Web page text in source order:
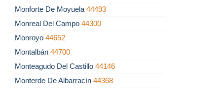
Monforte De Moyuela 44493
Monreal Del Campo 44300
Monroyo 44652
Montalbán 44700
Monteagudo Del Castillo 44146
Monterde De Albarracín 44368